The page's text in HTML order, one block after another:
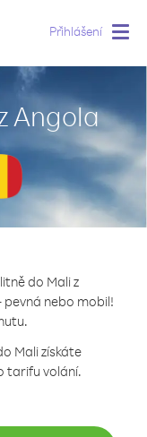
Přihlášení
Angola
do Mali z
pevná nebo mobil!
Mali získáte
tarifu volání.